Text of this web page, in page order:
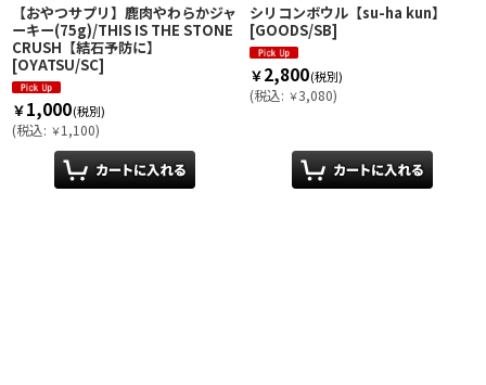
【おやつサプリ】鹿肉やわらかジャ
ーキー(75g)/THIS IS THE STONE
CRUSH【結石予防に】
[OYATSU/SC]
￥1,000(税別)
(税込: ￥1,100)
シリコンボウル【su-ha kun】
[GOODS/SB]
￥2,800(税別)
(税込: ￥3,080)